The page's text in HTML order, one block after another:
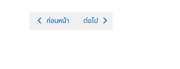
เนื้อหาก่อนหน้า: ประชาสัมพันธ์ข่าวสาร กลุ่มสาระกา
ก่อนหน้า เนื้อหาถัดไป: กิจกรรมการเรียนกา
ต่อไป